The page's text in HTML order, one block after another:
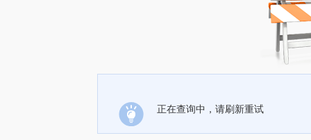
正在查询中，请刷新重试